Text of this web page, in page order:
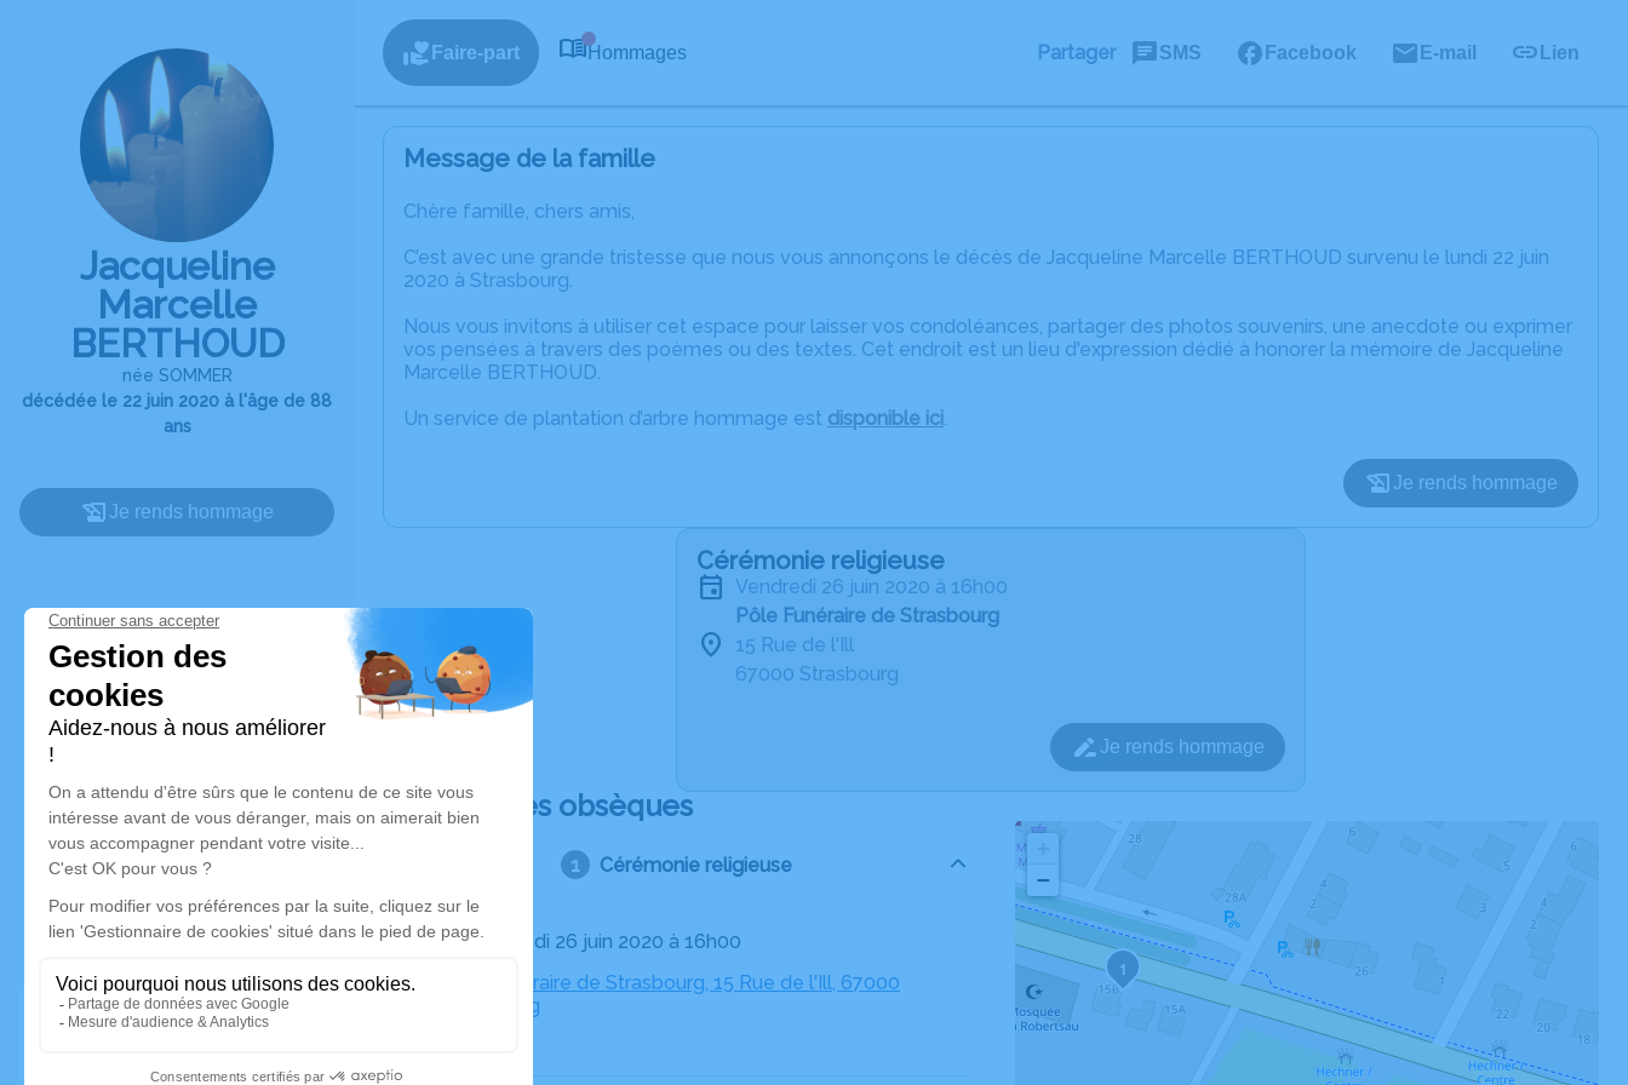
Jacqueline
Marcelle
BERTHOUD
née SOMMER
décédée le 22 juin 2020 à l'âge de 88
ans
Je rends hommage
Faire-part Hommages Partager SMS Facebook E-mail Lien
Message de la famille
Chère famille, chers amis,
C’est avec une grande tristesse que nous vous annonçons le décès de Jacqueline Marcelle BERTHOUD survenu le lundi 22 juin
2020 à Strasbourg.
Nous vous invitons à utiliser cet espace pour laisser vos condoléances, partager des photos souvenirs, une anecdote ou exprimer
vos pensées à travers des poèmes ou des textes. Cet endroit est un lieu d'expression dédié à honorer la mémoire de Jacqueline
Marcelle BERTHOUD.
Un service de plantation d’arbre hommage est disponible ici.
Je rends hommage
Cérémonie religieuse
vendredi 26 juin 2020 à 16h00
Pôle Funéraire de Strasbourg
15 Rue de l'Ill
67000 Strasbourg
Je rends hommage
Déroulé des obsèques
Cérémonie religieuse
Le vendredi 26 juin 2020 à 16h00
Pôle Funéraire de Strasbourg, 15 Rue de l'Ill, 67000
Strasbourg
1
−